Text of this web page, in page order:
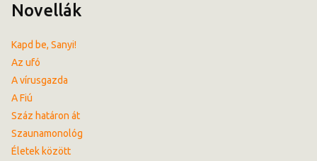
Novellák
Kapd be, Sanyi!
Az ufó
A vírusgazda
A Fiú
Száz határon át
Szaunamonológ
Életek között